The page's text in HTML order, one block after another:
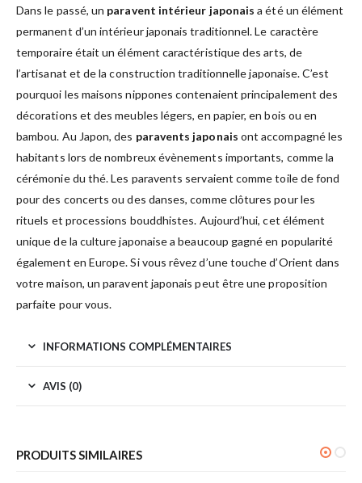
Dans le passé, un paravent intérieur japonais a été un élément
permanent d’un intérieur japonais traditionnel. Le caractère
temporaire était un élément caractéristique des arts, de
l’artisanat et de la construction traditionnelle japonaise. C’est
pourquoi les maisons nippones contenaient principalement des
décorations et des meubles légers, en papier, en bois ou en
bambou. Au Japon, des paravents japonais ont accompagné les
habitants lors de nombreux évènements importants, comme la
cérémonie du thé. Les paravents servaient comme toile de fond
pour des concerts ou des danses, comme clôtures pour les
rituels et processions bouddhistes. Aujourd’hui, cet élément
unique de la culture japonaise a beaucoup gagné en popularité
également en Europe. Si vous rêvez d’une touche d’Orient dans
votre maison, un paravent japonais peut être une proposition
parfaite pour vous.
INFORMATIONS COMPLÉMENTAIRES
AVIS (0)
PRODUITS SIMILAIRES